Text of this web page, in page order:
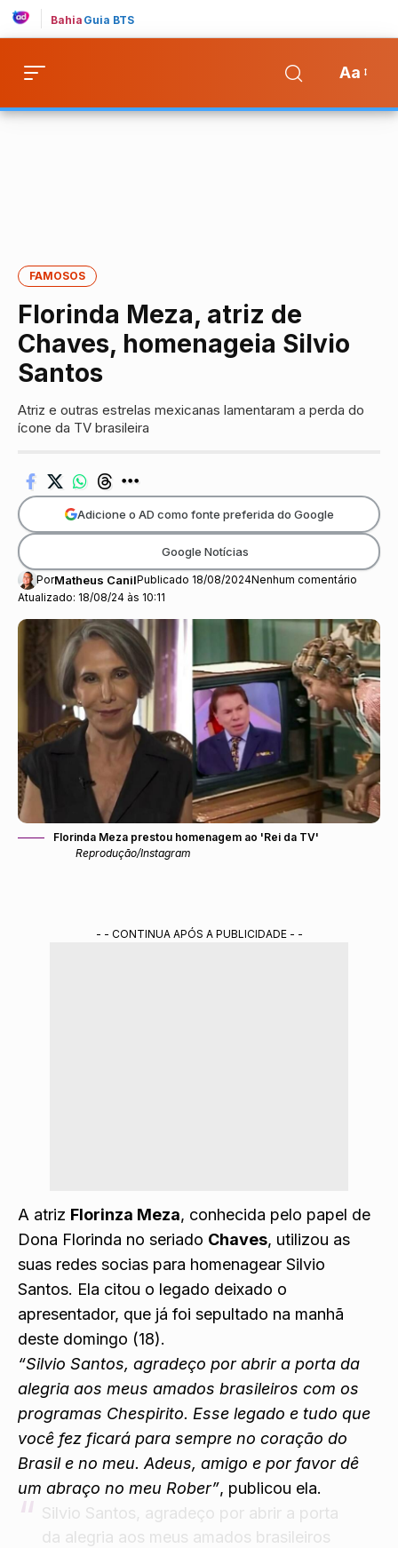
Bahia Guia BTS
Aa
FAMOSOS
Florinda Meza, atriz de
Chaves, homenageia Silvio
Santos
Atriz e outras estrelas mexicanas lamentaram a perda do
ícone da TV brasileira
Atualizado: 18/08/24 às 10:11
PorMatheus CanilPublicado 18/08/2024Nenhum comentário
Adicione o AD como fonte preferida do Google
Google Notícias
Florinda Meza prestou homenagem ao 'Rei da TV'
Reprodução/Instagram
- - CONTINUA APÓS A PUBLICIDADE - -
A atriz Florinza Meza, conhecida pelo papel de
Dona Florinda no seriado Chaves, utilizou as
suas redes socias para homenagear Silvio
Santos. Ela citou o legado deixado o
apresentador, que já foi sepultado na manhã
deste domingo (18).
“Silvio Santos, agradeço por abrir a porta da
alegria aos meus amados brasileiros com os
programas Chespirito. Esse legado e tudo que
você fez ficará para sempre no coração do
Brasil e no meu. Adeus, amigo e por favor dê
um abraço no meu Rober”, publicou ela.
Silvio Santos, agradeço por abrir a porta
da alegria aos meus amados brasileiros